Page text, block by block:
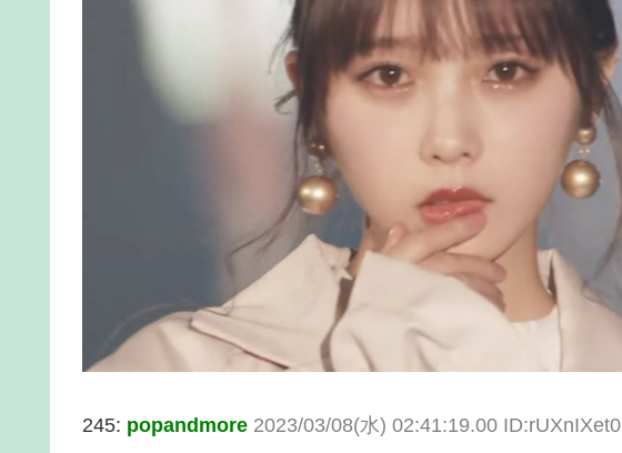
245: popandmore 2023/03/08(水) 02:41:19.00 ID:rUXnIXet0